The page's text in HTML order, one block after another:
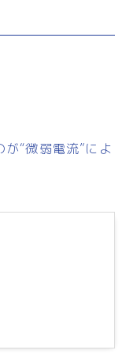
“微弱電流”によ